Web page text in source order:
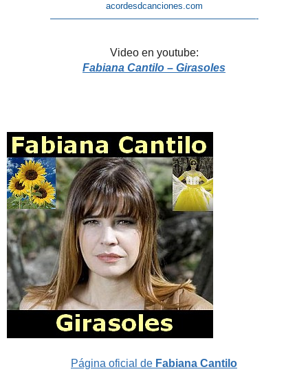
acordesdcanciones.com
———————————————————————-
Video en youtube:
Fabiana Cantilo – Girasoles
Página oficial de Fabiana Cantilo